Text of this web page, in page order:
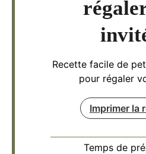
Recette facile de
pour régaler
Imprimer la
Temps de